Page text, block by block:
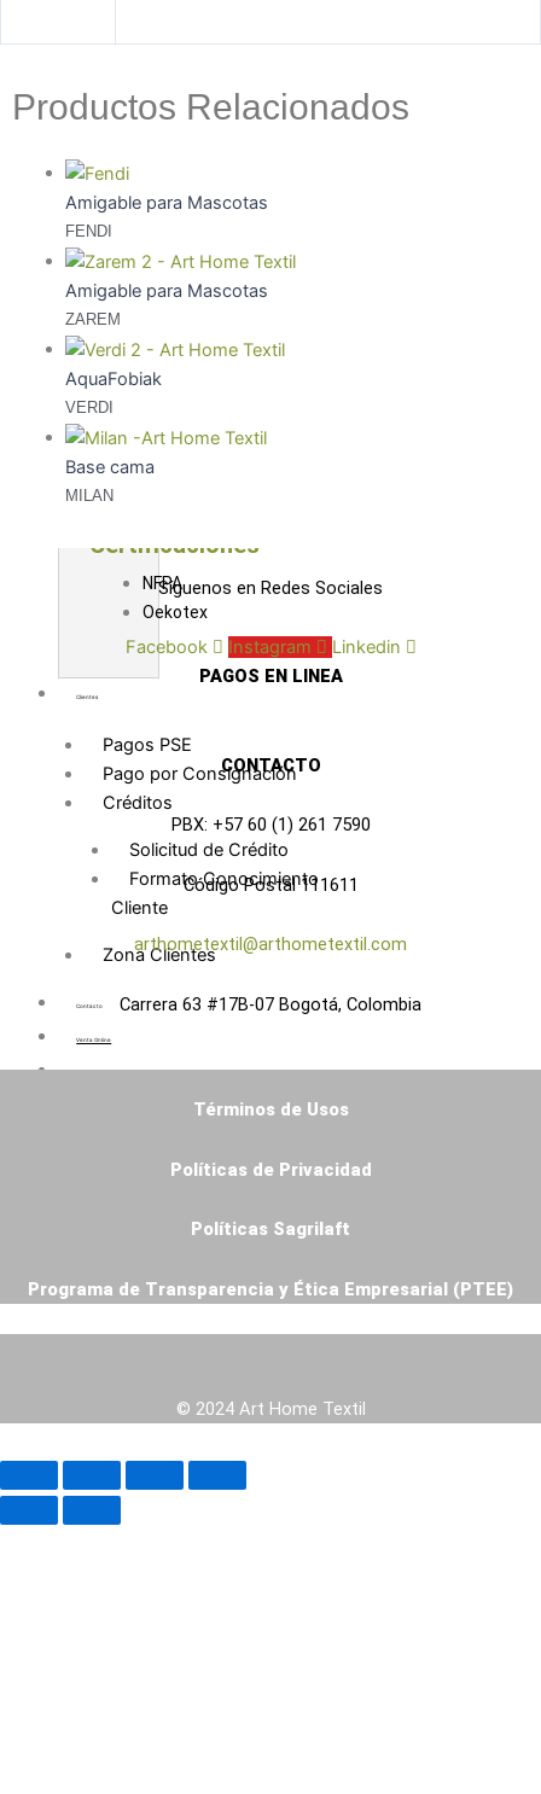
medio
resistente
100%
Impermeable
inteligentes
Double
Easy
Wave
Certificaciones
NFPA
Oekotex
Clientes
Pagos PSE
Pago por Consignación
Créditos
Solicitud de Crédito
Formato Conocimiento
Cliente
Zona Clientes
Contacto
Venta Online
Productos Relacionados
Amigable para Mascotas
FENDI
Amigable para Mascotas
ZAREM
AquaFobiak
VERDI
Base cama
MILAN
Síguenos en Redes Sociales
Facebook Instagram
Linkedin
PAGOS EN LINEA
CONTACTO
PBX: +57 60 (1) 261 7590
Código Postal 111611
arthometextil@arthometextil.com
Carrera 63 #17B-07 Bogotá, Colombia
Términos de Usos
Políticas de Privacidad
Políticas Sagrilaft
Programa de Transparencia y Ética Empresarial (PTEE)
© 2024 Art Home Textil